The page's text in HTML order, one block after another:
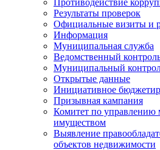
Результаты проверок
Официальные визиты и
Информация
Муниципальная служба
Ведомственный
Муниципальный
Открытые данные
Инициативное
Призывная кампания
Комитет по
имуществом
Выявление
объектов недвижимости